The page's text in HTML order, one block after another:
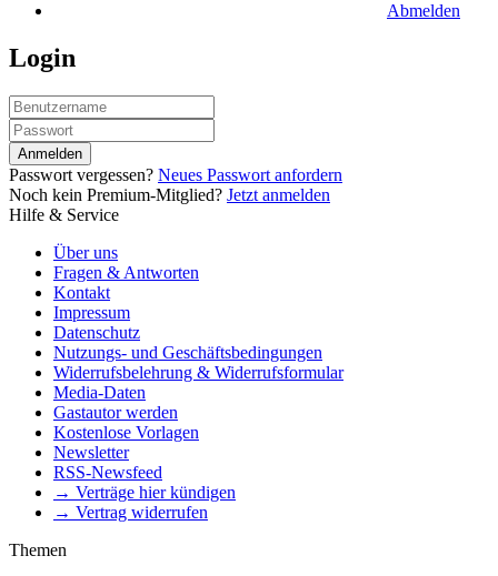
Abmelden
Login
Anmelden
Passwort vergessen? Neues Passwort anfordern
Noch kein Premium-Mitglied? Jetzt anmelden
Hilfe & Service
Über uns
Fragen & Antworten
Kontakt
Impressum
Datenschutz
Nutzungs- und Geschäftsbedingungen
Widerrufsbelehrung & Widerrufsformular
Media-Daten
Gastautor werden
Kostenlose Vorlagen
Newsletter
RSS-Newsfeed
→ Verträge hier kündigen
→ Vertrag widerrufen
Themen